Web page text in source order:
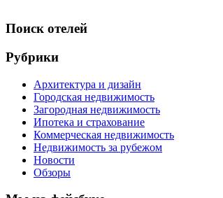
Поиск отелей
Рубрики
Архитектура и дизайн
Городская недвижимость
Загородная недвижимость
Ипотека и страхование
Коммерческая недвижимость
Недвижимость за рубежом
Новости
Обзоры